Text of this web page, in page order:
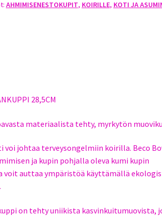
AHMIMISENESTOKUPIT, KOIRILLE, KOTI JA
28,5CM
materiaalista tehty, myrkytön
voi johtaa terveysongelmiin koirilla. Beco
ja kupin pohjalla oleva kumi kupin
voit auttaa ympäristöä käyttämällä
on tehty uniikista kasvinkuitumuovista,